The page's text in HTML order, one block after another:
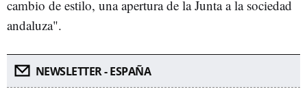
cambio de estilo, una apertura de la Junta a la sociedad
andaluza".
NEWSLETTER - ESPAÑA